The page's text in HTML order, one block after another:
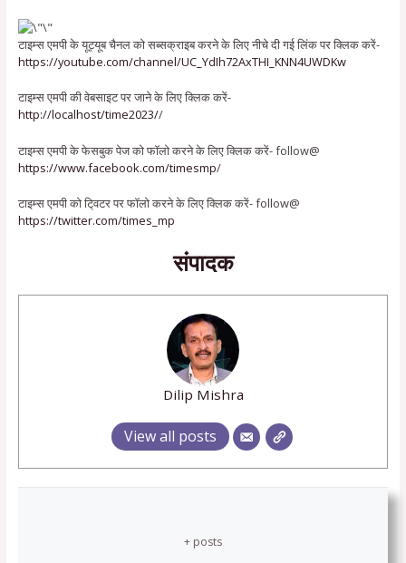
टाइम्स एमपी के यूट्यूब चैनल को सब्सक्राइब करने के लिए नीचे दी गई लिंक पर क्लिक करें-
https://youtube.com/channel/UC_YdIh72AxTHI_KNN4UWDKw
टाइम्स एमपी की वेबसाइट पर जाने के लिए क्लिक करें-
http://localhost/time2023//
टाइम्स एमपी के फेसबुक पेज को फॉलो करने के लिए क्लिक करें- follow@
https://www.facebook.com/timesmp/
टाइम्स एमपी को टि्वटर पर फॉलो करने के लिए क्लिक करें- follow@
https://twitter.com/times_mp
संपादक
Dilip Mishra
View all posts
+ posts